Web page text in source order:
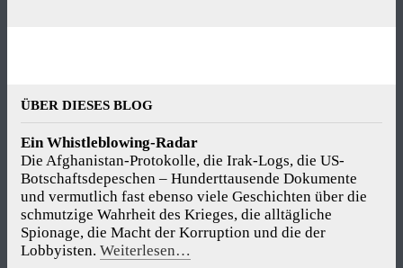
ÜBER DIESES BLOG
Ein Whistleblowing-Radar
Die Afghanistan-Protokolle, die Irak-Logs, die US-
Botschaftsdepeschen – Hunderttausende Dokumente
und vermutlich fast ebenso viele Geschichten über die
schmutzige Wahrheit des Krieges, die alltägliche
Spionage, die Macht der Korruption und die der
Lobbyisten. Weiterlesen…